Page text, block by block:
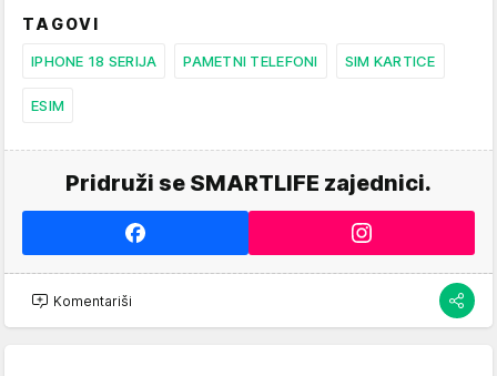
TAGOVI
IPHONE 18 SERIJA PAMETNI TELEFONI SIM KARTICE
ESIM
Pridruži se SMARTLIFE zajednici.
Komentariši